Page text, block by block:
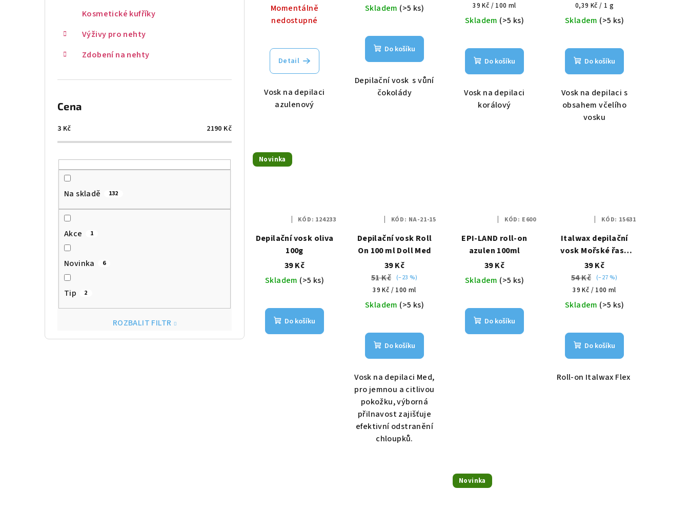
Kosmetické kufříky
Výživy pro nehty
Zdobení na nehty
Cena
3 Kč 2190 Kč
Na skladě 132
Akce 1
Novinka 6
Tip 2
ROZBALIT FILTR
Momentálně
nedostupné
Detail
Vosk na depilaci
azulenový
Skladem (>5 ks)
Do košíku
Depilační vosk s vůní
čokolády
Měrná
cena:
39 Kč / 100 ml
Skladem (>5 ks)
Do košíku
Vosk na depilaci
korálový
Měrná
cena:
0,39 Kč / 1 g
Skladem (>5 ks)
Do košíku
Vosk na depilaci s
obsahem včelího
vosku
Novinka
Depilační vosk oliva
100g
39 Kč
Skladem (>5 ks)
Do košíku
KÓD: 124233
Depilační vosk Roll
On 100 ml Doll Med
39 Kč
51 Kč (–23 %)
Měrná
cena:
39 Kč / 100 ml
Skladem (>5 ks)
Do košíku
Vosk na depilaci Med,
pro jemnou a citlivou
pokožku, výborná
přilnavost zajišťuje
efektivní odstranění
chloupků.
KÓD: NA-21-15
EPI-LAND roll-on
azulen 100ml
39 Kč
Skladem (>5 ks)
Do košíku
KÓD: E600
Italwax depilační
vosk Mořské řasy
100ml Flex
39 Kč
54 Kč (–27 %)
Měrná
cena:
39 Kč / 100 ml
Skladem (>5 ks)
Do košíku
Roll-on Italwax Flex
KÓD: 15631
Novinka